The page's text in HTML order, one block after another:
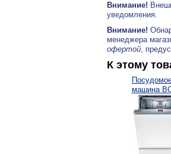
Внимание!
уведомления.
Внимание!
менеджера
офертой,
К этому
машина